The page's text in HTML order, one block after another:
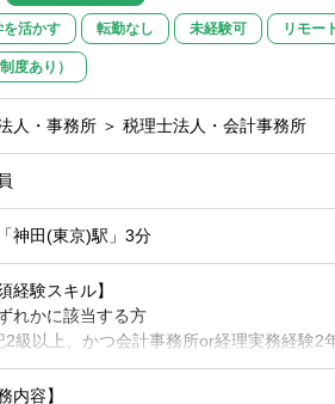
を活かす 転勤なし 未経験可 リモー
度あり）
人・事務所 ＞ 税理士法人・会計事務所
神田(東京)駅」3分
経験スキル】
れかに該当する方
2級以上、かつ会計事務所or経理実務経験2
士試験の簿財2科目合格者以上（+法人or消
内容】